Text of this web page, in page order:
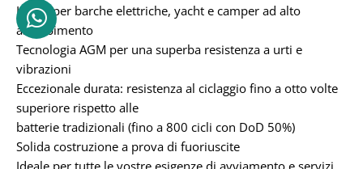
Ideale per barche elettriche, yacht e camper ad alto
assorbimento
Tecnologia AGM per una superba resistenza a urti e
vibrazioni
Eccezionale durata: resistenza al ciclaggio fino a otto volte
superiore rispetto alle
batterie tradizionali (fino a 800 cicli con DoD 50%)
Solida costruzione a prova di fuoriuscite
Ideale per tutte le vostre esigenze di avviamento e servizi